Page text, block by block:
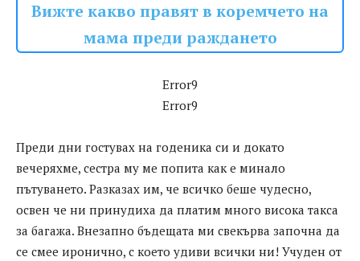
Вижте какво правят в коремчето на
мама преди раждането
Error9
Error9
Преди дни гостувах на годеника си и докато
вечеряхме, сестра му ме попита как е минало
пътуването. Разказах им, че всичко беше чудесно,
освен че ни принудиха да платим много висока такса
за багажа. Внезапно бъдещата ми свекърва започна да
се смее иронично, с което удиви всички ни! Учуден от